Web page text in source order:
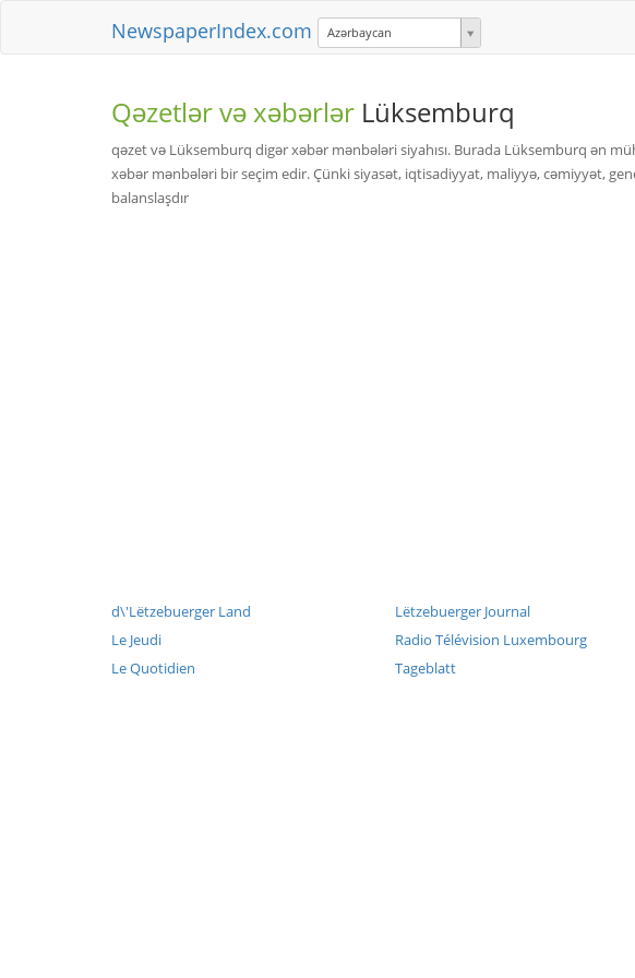
NewspaperIndex.com Azərbaycan
Qəzetlər və xəbərlər Lüksemburq
qəzet və Lüksemburq digər xəbər mənbələri siyahısı. Burada Lüksemburq ən
xəbər mənbələri bir seçim edir. Çünki siyasət, iqtisadiyyat, maliyyə, cəmiyyət,
balanslaşdır
d\'Lëtzebuerger Land
Le Jeudi
Le Quotidien
Lëtzebuerger Journal
Radio Télévision Luxembourg
Tageblatt